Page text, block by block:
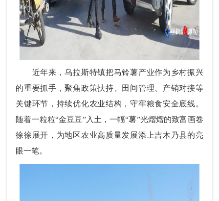
近年来，乌拉斯特镇把马铃薯产业作为乡村振兴
的重要抓手，聚焦政策扶持、田间管理、产销对接等
关键环节，持续优化农业结构，守牢粮食安全底线。
随着一粒粒“金豆豆”入土，一幅“薯”光熠熠的致富画卷
徐徐展开，为地区农业高质量发展添上吉木乃县的亮
眼一笔。